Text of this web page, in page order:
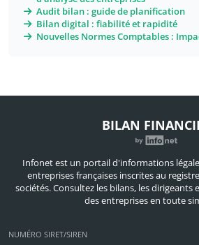
Audit bilan : guide de planification
Bilan digital : fiabilité et rapidité
Nouvelles Normes Comptables :
BILAN
Infonet est un portail d'informations
entreprises françaises inscrites au
sociétés. Consultez les bilans, les dirigeants
des entreprises en toute
NUMÉRO SIRET/SIREN